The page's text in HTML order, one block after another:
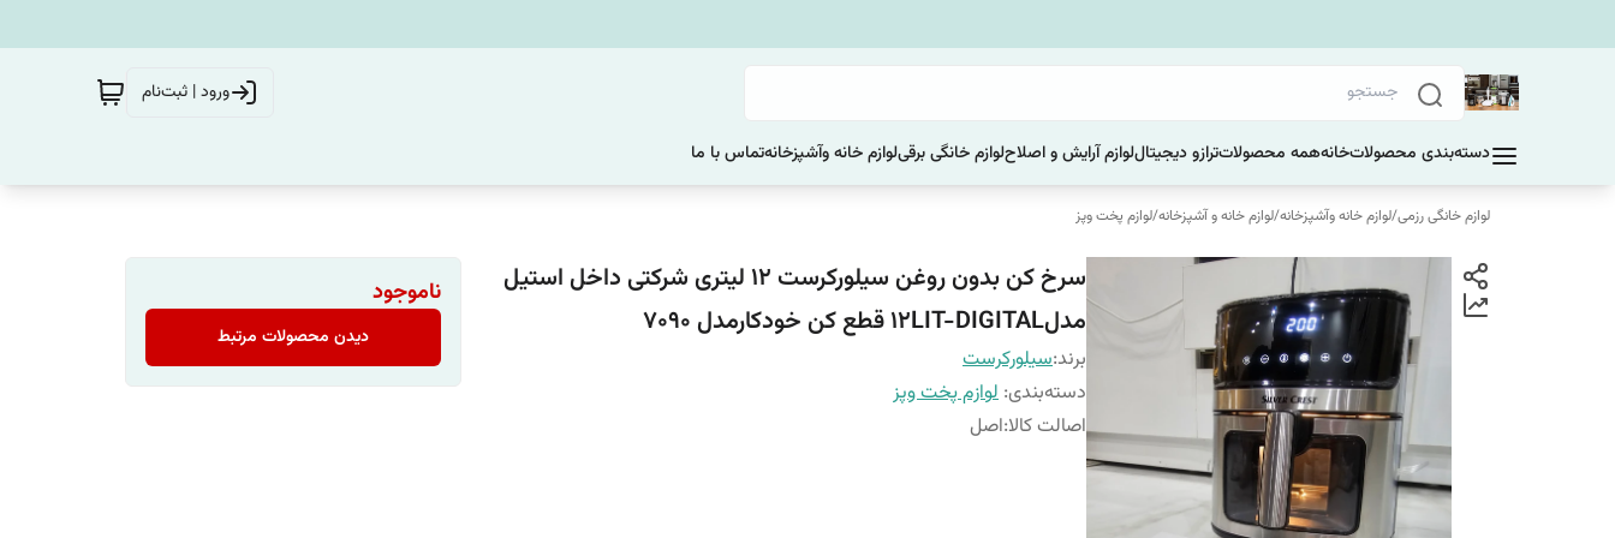
ورود | ثبت‌نام
دسته‌بندی محصولاتخانههمه محصولاتترازو دیجیتاللوازم آرایش و اصلاحلوازم خانگی برقیلوازم خانه وآشپزخانهتماس با ما
لوازم خانگی رزمی/لوازم خانه وآشپزخانه/لوازم خانه و آشپزخانه/لوازم پخت وپز
سرخ کن بدون روغن سیلورکرست 12 لیتری شرکتی داخل استیل
مدل12LIT-DIGITAL قطع کن خودکارمدل 7090
برند:سیلورکرست
دسته‌بندی: لوازم پخت وپز
اصالت کالا:اصل
ناموجود
دیدن محصولات مرتبط